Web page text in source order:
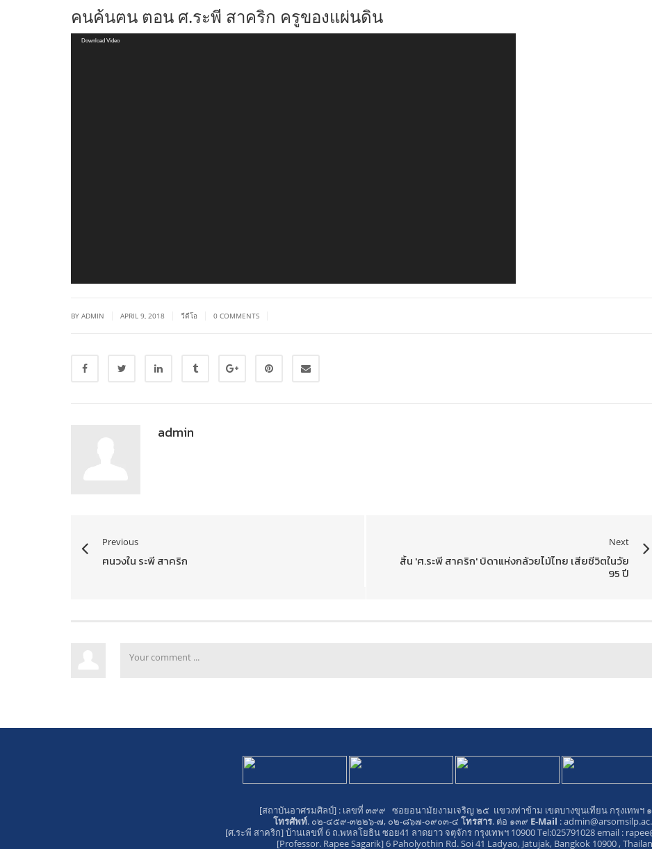
คนค้นฅน ตอน ศ.ระพี สาคริก ครูของแผ่นดิน
Video
Download Video
BY ADMIN APRIL 9, 2018 วีดีโอ 0 COMMENTS
admin
Previous
ฅนวงใน ระพี สาคริก
Next
สิ้น 'ศ.ระพี สาคริก' บิดาแห่งกล้วยไม้ไทย เสียชีวิตในวัย
95 ปี
[สถาบันอาศรมศิลป์]: เลขที่ ๓๙๙ ซอยอนามัยงามเจริญ ๒๕ แขวงท่าข้าม เขตบางขุนเทียน กรุงเทพฯ
โทรศัพท์. ๐๒-๔๕๙-๓๒๒๖-๗, ๐๒-๘๖๗-๐๙๐๓-๔ โทรสาร. ต่อ ๑๓๙ E-Mail :
[ศ.ระพี สาคริก]บ้านเลขที่ 6 ถ.พหลโยธิน ซอย41 ลาดยาว จตุจักร กรุงเทพฯ 10900 Tel:025791028 email :
[Professor. Rapee Sagarik]6 Paholyothin Rd. Soi 41 Ladyao, Jatujak, Bangkok 10900 ,